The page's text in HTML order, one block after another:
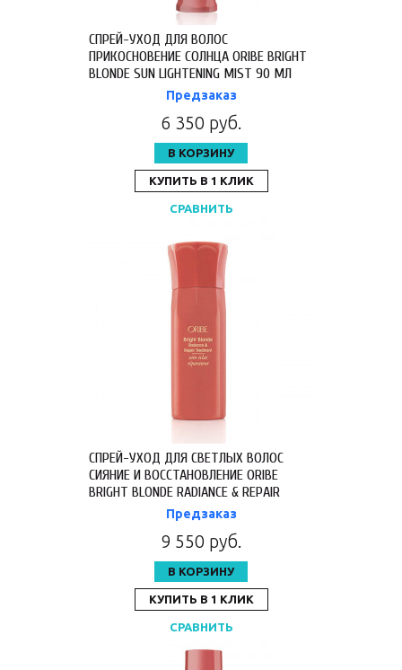
СПРЕЙ-УХОД ДЛЯ ВОЛОС
ПРИКОСНОВЕНИЕ СОЛНЦА ORIBE BRIGHT
BLONDE SUN LIGHTENING MIST 90 МЛ
Предзаказ
6 350 руб.
В КОРЗИНУ
КУПИТЬ В 1 КЛИК
СРАВНИТЬ
СПРЕЙ-УХОД ДЛЯ СВЕТЛЫХ ВОЛОС
СИЯНИЕ И ВОССТАНОВЛЕНИЕ ORIBE
BRIGHT BLONDE RADIANCE & REPAIR
TREATMENT 125 МЛ OR426
Предзаказ
9 550 руб.
В КОРЗИНУ
КУПИТЬ В 1 КЛИК
СРАВНИТЬ